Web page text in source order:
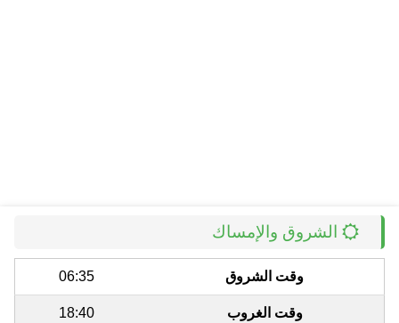
الشروق والإمساك
وقت الشروق 06:35
وقت الغروب 18:40